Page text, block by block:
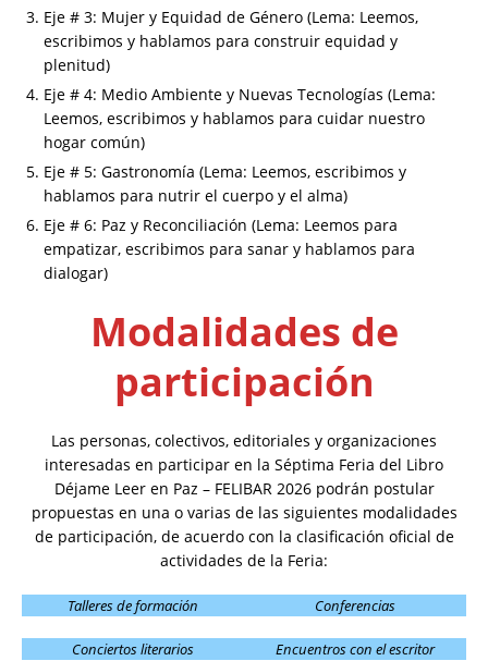
Eje # 3: Mujer y Equidad de Género (Lema: Leemos,
escribimos y hablamos para construir equidad y
plenitud)
Eje # 4: Medio Ambiente y Nuevas Tecnologías (Lema:
Leemos, escribimos y hablamos para cuidar nuestro
hogar común)
Eje # 5: Gastronomía (Lema: Leemos, escribimos y
hablamos para nutrir el cuerpo y el alma)
Eje # 6: Paz y Reconciliación (Lema: Leemos para
empatizar, escribimos para sanar y hablamos para
dialogar)
Modalidades de
participación
Las personas, colectivos, editoriales y organizaciones
interesadas en participar en la Séptima Feria del Libro
Déjame Leer en Paz – FELIBAR 2026 podrán postular
propuestas en una o varias de las siguientes modalidades
de participación, de acuerdo con la clasificación oficial de
actividades de la Feria:
Talleres de formación Conferencias
Conciertos literarios Encuentros con el escritor